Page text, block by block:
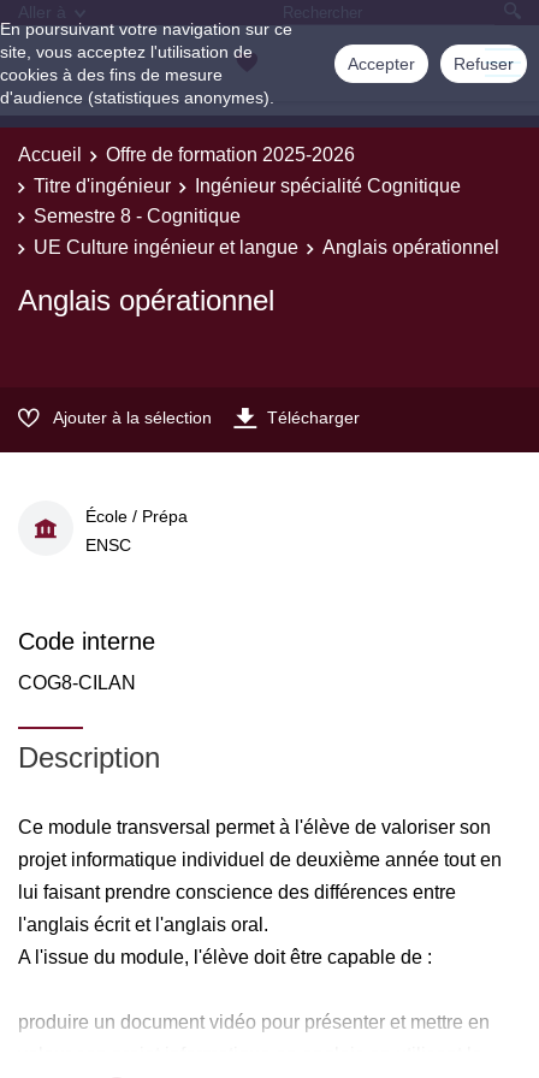
En poursuivant votre navigation sur ce
site, vous acceptez l'utilisation de
cookies à des fins de mesure
d'audience (statistiques anonymes).
Accepter Refuser
Aller à
Accueil
Offre de formation 2025-2026
Titre d'ingénieur
Ingénieur spécialité Cognitique
Semestre 8 - Cognitique
UE Culture ingénieur et langue
Anglais opérationnel
Anglais opérationnel
Ajouter à la sélection Télécharger
École / Prépa
ENSC
Code interne
COG8-CILAN
Description
Ce module transversal permet à l'élève de valoriser son
projet informatique individuel de deuxième année tout en
lui faisant prendre conscience des différences entre
l'anglais écrit et l'anglais oral.
A l'issue du module, l'élève doit être capable de :
produire un document vidéo pour présenter et mettre en